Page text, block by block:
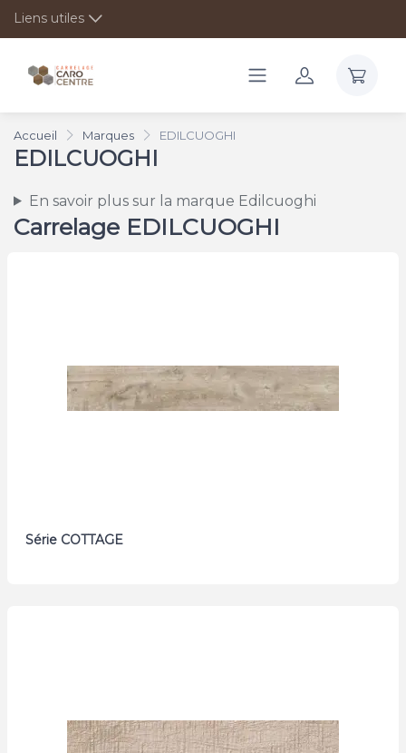
Liens utiles
Accueil Marques EDILCUOGHI
EDILCUOGHI
En savoir plus sur la marque Edilcuoghi
Carrelage EDILCUOGHI
Série COTTAGE